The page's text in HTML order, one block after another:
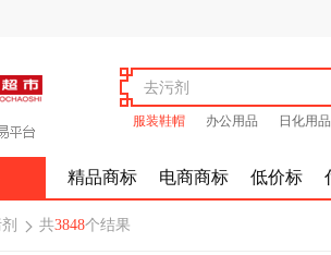
服装鞋帽 办公用品 日化用品
精品商标 电商商标 低价标
 共3848个结果